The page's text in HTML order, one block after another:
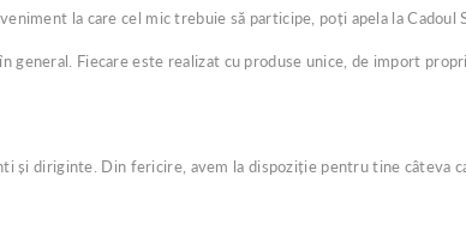
la care cel mic trebuie să participe, poți apela la Cadoul
Fiecare este realizat cu produse unice, de import
și diriginte. Din fericire, avem la dispoziție pentru tine câteva